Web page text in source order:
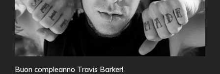
Buon compleanno Travis Barker!